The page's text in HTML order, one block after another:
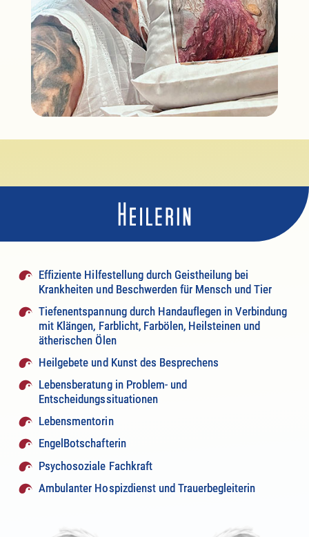
Effiziente Hilfestellung durch Geistheilung bei
Krankheiten und Beschwerden für Mensch und Tier
Tiefenentspannung durch Handauflegen in Verbindung
mit Klängen, Farblicht, Farbölen, Heilsteinen und
ätherischen Ölen
Heilgebete und Kunst des Besprechens
Lebensberatung in Problem- und
Entscheidungssituationen
Lebensmentorin
EngelBotschafterin
Psychosoziale Fachkraft
Ambulanter Hospizdienst und Trauerbegleiterin